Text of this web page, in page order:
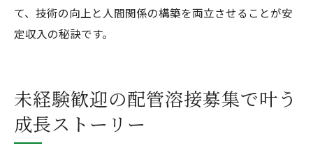
て、技術の向上と人間関係の構築を両立させることが安
定収入の秘訣です。
未経験歓迎の配管溶接募集で叶う
成長ストーリー